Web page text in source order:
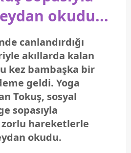
okudu...
canlandırdığı
akıllarda kalan
kez bambaşka bir
geldi. Yoga
Tokuş, sosyal
sopasıyla
hareketlerle
okudu.